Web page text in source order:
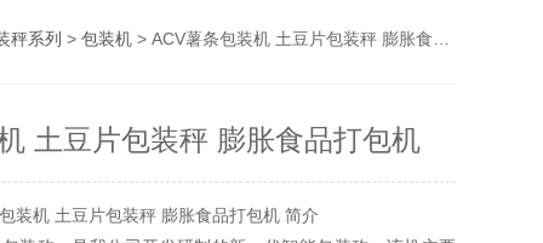
秤系列 > 包装机 > ACV薯条包装机 土豆片包装秤 膨胀食品打包机
土豆片包装秤 膨胀食品打包机
装机 土豆片包装秤 膨胀食品打包机 简介